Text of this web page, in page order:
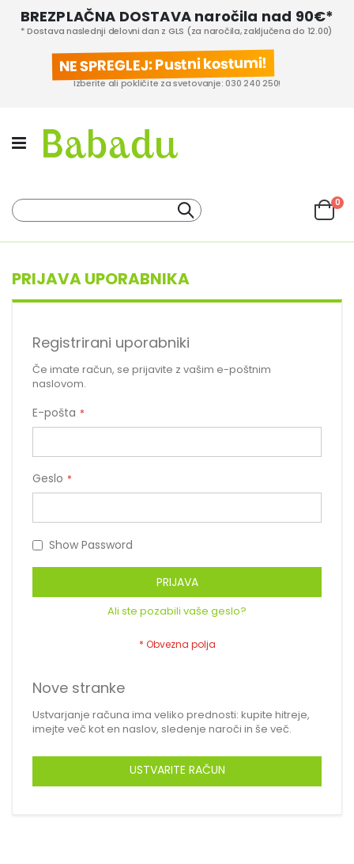
BREZPLAČNA DOSTAVA naročila nad 90€*
* Dostava naslednji delovni dan z GLS (za naročila, zaključena do 12.00)
NE SPREGLEJ: Pustni kostumi!
Izberite ali pokličite za svetovanje: 030 240 250!
Iskanje
Cart
0izd.
PRIJAVA UPORABNIKA
Registrirani uporabniki
Če imate račun, se prijavite z vašim e-poštnim
naslovom.
E-pošta
Geslo
Show Password
PRIJAVA
Ali ste pozabili vaše geslo?
Nove stranke
Ustvarjanje računa ima veliko prednosti: kupite hitreje,
imejte več kot en naslov, sledenje naroči in še več.
USTVARITE RAČUN